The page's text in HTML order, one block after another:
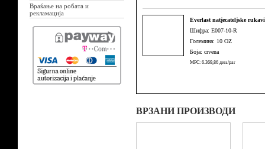
Враќање на робата и
рекламација
Everlast natjecateljske
Шифра: E007-10-R
Големина: 10 OZ
Боја: crvena
MPC: 6.369,86 ден./par
ВРЗАНИ ПРОИЗВОДИ